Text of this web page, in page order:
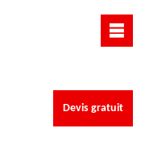
Devis gratuit